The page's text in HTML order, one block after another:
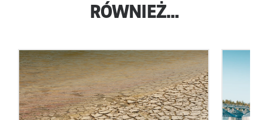
RÓWNIEŻ...